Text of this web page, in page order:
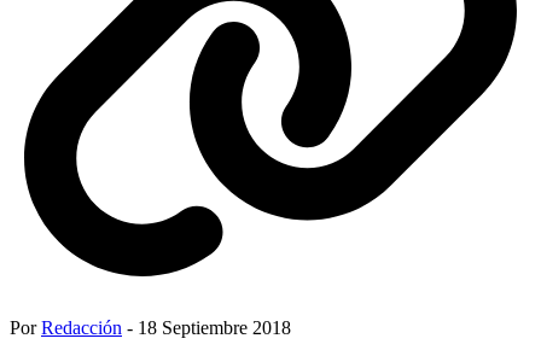
PorRedacción - 18 Septiembre 2018